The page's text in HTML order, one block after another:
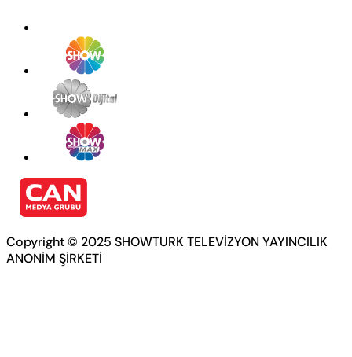
Copyright © 2025 SHOWTURK TELEVİZYON YAYINCILIK
ANONİM ŞİRKETİ